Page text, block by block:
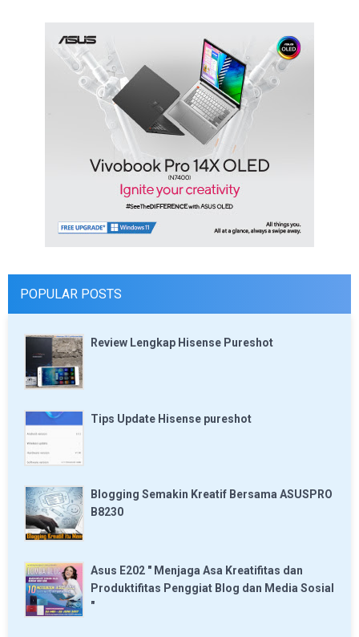
POPULAR POSTS
Review Lengkap Hisense Pureshot
Tips Update Hisense pureshot
Blogging Semakin Kreatif Bersama ASUSPRO
B8230
Asus E202 " Menjaga Asa Kreatifitas dan
Produktifitas Penggiat Blog dan Media Sosial
"